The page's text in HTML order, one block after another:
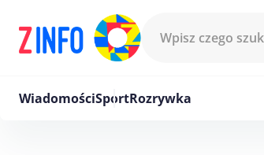
WiadomościSportRozrywka